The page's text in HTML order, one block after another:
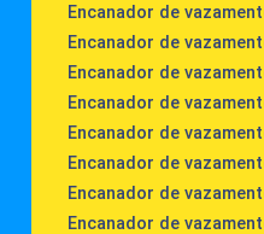
Encanador de
Encanador de
Encanador de
Encanador de
Encanador de
Encanador de
Encanador de
Encanador de